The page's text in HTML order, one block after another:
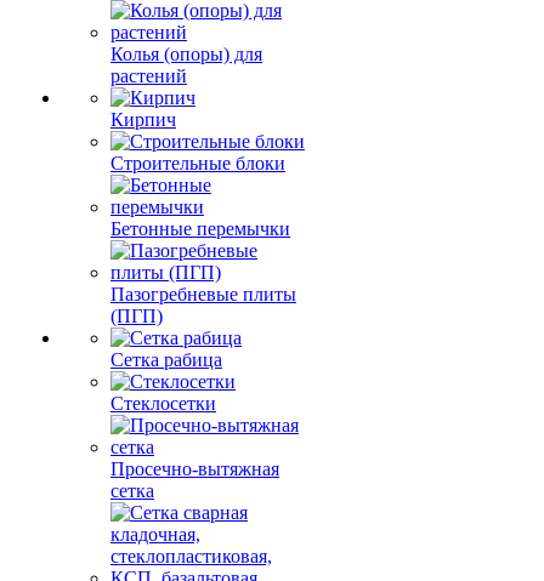
Колья (опоры) для
растений
Кирпич
Строительные блоки
Бетонные перемычки
Пазогребневые плиты
(ПГП)
Сетка рабица
Стеклосетки
Просечно-вытяжная
сетка